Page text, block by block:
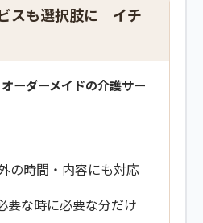
スも選択肢に｜イチ
ーダーメイドの介護サー
の時間・内容にも対応
要な時に必要な分だけ